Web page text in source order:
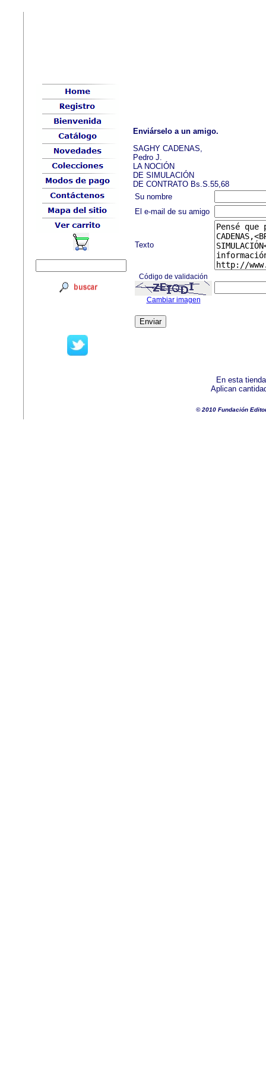
Enviárselo a un amigo.
SAGHY CADENAS,
Pedro J.
LA NOCIÓN
DE SIMULACIÓN
DE CONTRATO Bs.S.55,68
Su nombre
El e-mail de su amigo
Texto
Código de validación
Cambiar imagen
En esta
Aplican
© 2010 Fundación